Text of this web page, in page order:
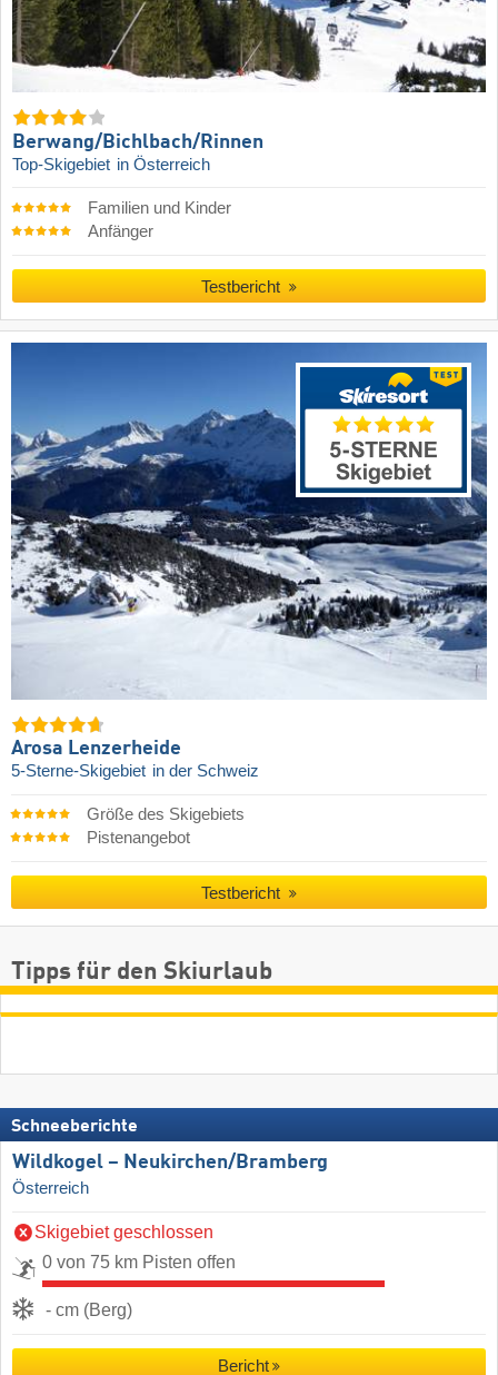
Berwang/​Bichlbach/​Rinnen
Top-Skigebiet in Österreich
Familien und Kinder
Anfänger
Testbericht
Arosa Lenzerheide
5-Sterne-Skigebiet in der Schweiz
Größe des Skigebiets
Pistenangebot
Testbericht
Tipps für den Skiurlaub
Schneeberichte
Wildkogel – Neukirchen/​Bramberg
Österreich
Skigebiet geschlossen
0 von 75 km Pisten offen
- cm (Berg)
Bericht